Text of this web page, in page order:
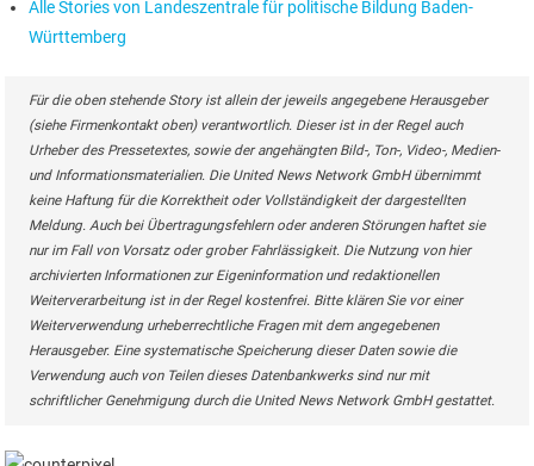
Alle Stories von Landeszentrale für politische Bildung Baden-
Württemberg
Für die oben stehende Story ist allein der jeweils angegebene Herausgeber
(siehe Firmenkontakt oben) verantwortlich. Dieser ist in der Regel auch
Urheber des Pressetextes, sowie der angehängten Bild-, Ton-, Video-, Medien-
und Informationsmaterialien. Die United News Network GmbH übernimmt
keine Haftung für die Korrektheit oder Vollständigkeit der dargestellten
Meldung. Auch bei Übertragungsfehlern oder anderen Störungen haftet sie
nur im Fall von Vorsatz oder grober Fahrlässigkeit. Die Nutzung von hier
archivierten Informationen zur Eigeninformation und redaktionellen
Weiterverarbeitung ist in der Regel kostenfrei. Bitte klären Sie vor einer
Weiterverwendung urheberrechtliche Fragen mit dem angegebenen
Herausgeber. Eine systematische Speicherung dieser Daten sowie die
Verwendung auch von Teilen dieses Datenbankwerks sind nur mit
schriftlicher Genehmigung durch die United News Network GmbH gestattet.